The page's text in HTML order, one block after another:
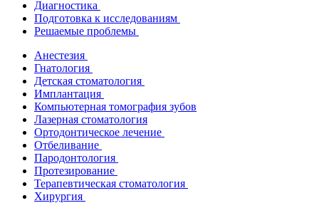
Диагностика
Подготовка к исследованиям
Решаемые проблемы
Анестезия
Гнатология
Детская стоматология
Имплантация
Компьютерная томография зубов
Лазерная стоматология
Ортодонтическое лечение
Отбеливание
Пародонтология
Протезирование
Терапевтическая стоматология
Хирургия